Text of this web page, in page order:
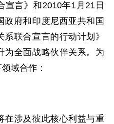
宣言》和2010年1月21日
政府和印度尼西亚共和国
联合宣言的行动计划》
为全面战略伙伴关系。为
域合作：
涉及彼此核心利益与重